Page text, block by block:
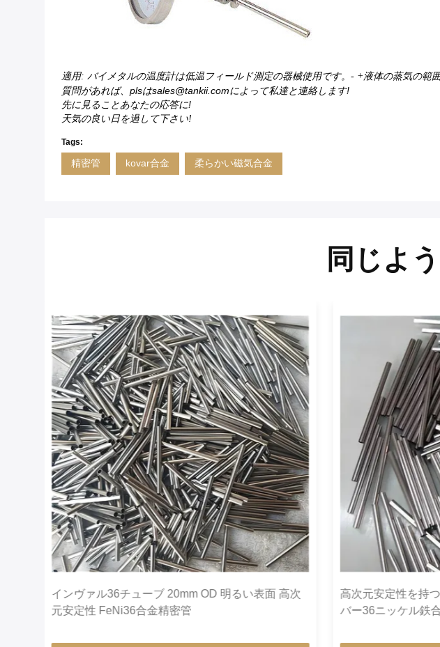
適用: バイメタルの温度計は低温フィールド測定の器械使用です。- +液体の蒸気の
質問があれば、plsはsales@tankii.comによって私達と連絡します!
先に見ることあなたの応答に!
天気の良い日を過して下さい!
Tags:
精密管 kovar合金 柔らかい磁気合金
同じよ
インヴァル36チューブ 20mm OD 明るい表面 高次
元安定性 FeNi36合金精密管
高次元安定性を持
バー36ニッケル鉄